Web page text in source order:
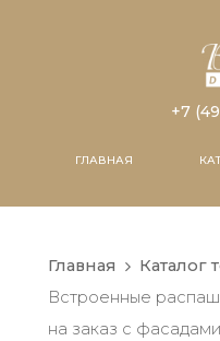
+7
ГЛАВНАЯ
Главная Каталог
Встроенные
на заказ с